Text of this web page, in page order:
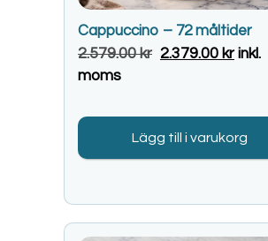
Cappuccino – 72 måltider
2.579.00kr 2.379.00 krinkl.
moms
Lägg till i varukorg